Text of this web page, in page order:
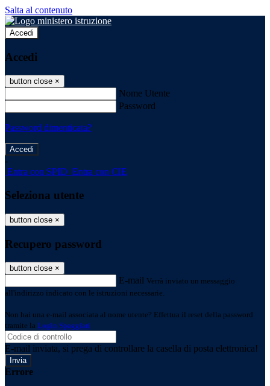
Salta al contenuto
Accedi
Accedi
button close ×
Nome Utente
Password
Password dimenticata?
-
Entra con SPID Entra con CIE
Seleziona utente
button close ×
Recupero password
button close ×
E-mail Verrà inviato un messaggio
all'indirizzo indicato con le istruzioni necessarie.
Non hai una e-mail associata al nome utente? Effettua il reset della password
tramite la Login Spaggiari
E-mail inviata, si prega di controllare la casella di posta elettronica!
Errore